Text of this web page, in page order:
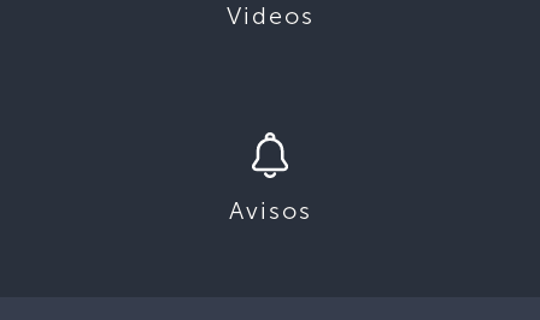
Videos
Avisos